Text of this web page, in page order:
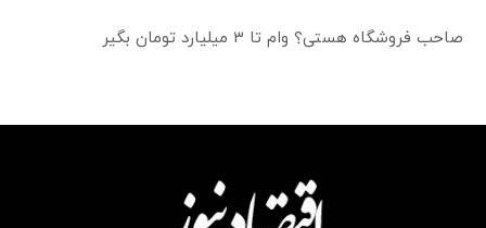
صاحب فروشگاه هستی؟ وام تا ۳ میلیارد تومان بگیر